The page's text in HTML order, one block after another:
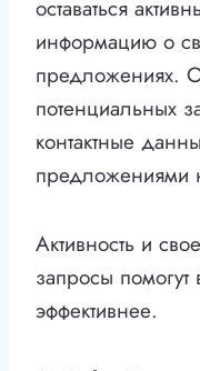
оставаться
информацию о
предложениях.
потенциальных
контактные
предложениями
Активность и
запросы помогут
эффективнее.